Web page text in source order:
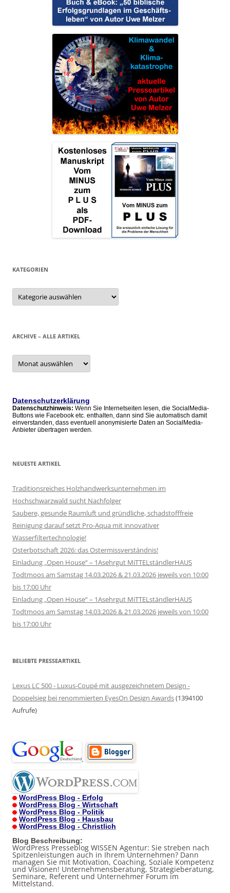
KATEGORIEN
Kategorien
ARCHIVE – ALLE ARTIKEL
Archive
alle
Datenschutzerklärung
Datenschutzhinweis: Wenn Sie Internetseiten lesen, die SocialMedia-
Buttons wie Facebook etc. enthalten, dann sind Sie automatisch damit
einverstanden, dass eventuell anonymisierte Daten an SocialMedia-
Anbieter übertragen werden.
NEUESTE ARTIKEL
Traditionsreiches Holzhandwerksunternehmen im
Hochschwarzwald sucht Nachfolger
Saubere, gesunde Raumluft und gründliche, schadstofffreie
Reinigung darauf setzt Pro-Aqua mit innovativer
Wasserfiltertechnologie!
Osterbotschaft 2026: das Ostermissverständnis!
Einladung „Open House“ – 1Asehrgut MiTTELständlerHAUS
Todtmoos am Samstag 14.03.2026 & 21.03.2026 jeweils von 10:00
bis 17:00 Uhr
Einladung „Open House“ – 1Asehrgut MiTTELständlerHAUS
Todtmoos am Samstag 14.03.2026 & 21.03.2026 jeweils von 10:00
bis 17:00 Uhr
BELIEBTE PRESSEARTIKEL
Lexus LC 500 - Luxus-Coupé mit ausgezeichnetem Design -
Doppelsieg bei renommierten EyesOn Design Awards(1394100
Aufrufe)
.
WordPress Blog - Erfolg
WordPress Blog - Wirtschaft
WordPress Blog - Politik
WordPress Blog - Hausbau
WordPress Blog - Christlich
Blog Beschreibung:
WordPress Presseblog WISSEN Agentur: Sie streben nach
Spitzenleistungen auch in Ihrem Unternehmen? Dann
managen Sie mit Motivation, Coaching, Soziale Kompetenz
und Visionen! Unternehmensberatung, Strategieberatung,
Seminare, Referent und Unternehmer Forum im
Mittelstand.